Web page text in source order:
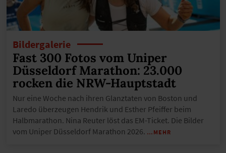
Bildergalerie
Fast 300 Fotos vom Uniper
Düsseldorf Marathon: 23.000
rocken die NRW-Hauptstadt
Nur eine Woche nach ihren Glanztaten von Boston und
Laredo überzeugen Hendrik und Esther Pfeiffer beim
Halbmarathon. Nina Reuter löst das EM-Ticket. Die Bilder
vom Uniper Düsseldorf Marathon 2026. …MEHR